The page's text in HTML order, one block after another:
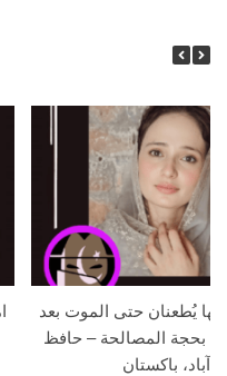
يُطعنان حتى الموت بعد
بحجة المصالحة – حافظ
آباد، باكستان